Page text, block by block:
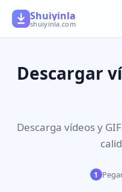
Shuiyinla
shuiyinla.com
Descargar
Descarga vídeos y
1